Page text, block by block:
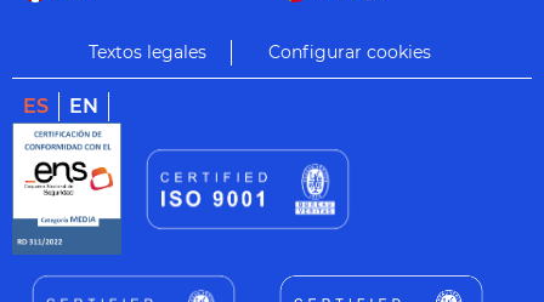
Textos legales Configurar cookies
ES EN